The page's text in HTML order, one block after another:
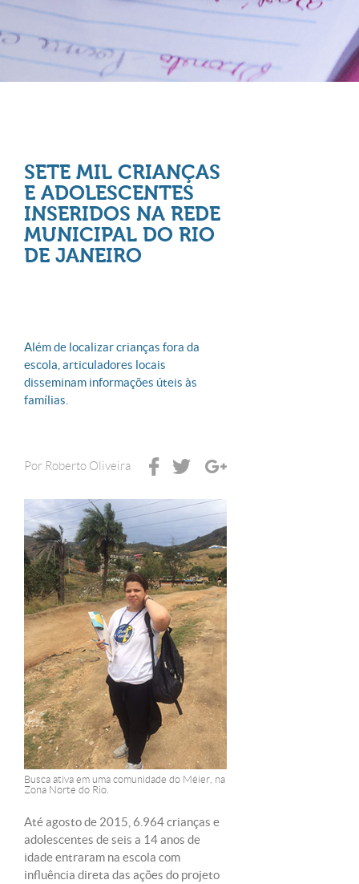
SETE MIL CRIANÇAS
E ADOLESCENTES
INSERIDOS NA REDE
MUNICIPAL DO RIO
DE JANEIRO
Além de localizar crianças fora da
escola, articuladores locais
disseminam informações úteis às
famílias.
Por Roberto Oliveira
Busca ativa em uma comunidade do Méier, na
Zona Norte do Rio.
Até agosto de 2015, 6.964 crianças e
adolescentes de seis a 14 anos de
idade entraram na escola com
influência direta das ações do projeto